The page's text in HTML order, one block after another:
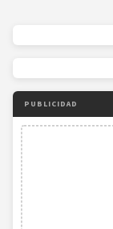
PUBLICIDAD